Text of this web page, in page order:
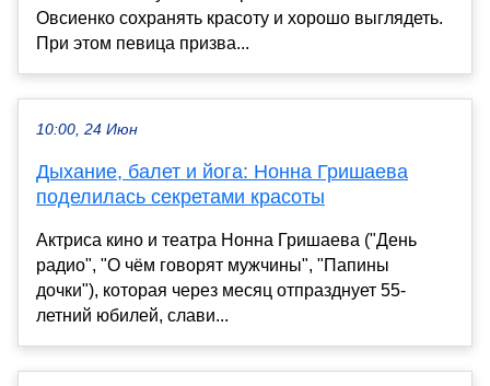
Овсиенко сохранять красоту и хорошо выглядеть.
При этом певица призва...
10:00, 24 Июн
Дыхание, балет и йога: Нонна Гришаева
поделилась секретами красоты
Актриса кино и театра Нонна Гришаева ("День
радио", "О чём говорят мужчины", "Папины
дочки"), которая через месяц отпразднует 55-
летний юбилей, слави...